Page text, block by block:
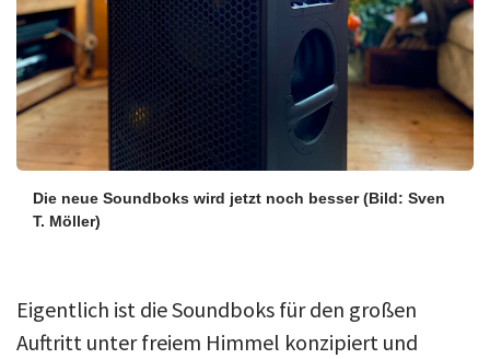
Die neue Soundboks wird jetzt noch besser(Bild: Sven
T. Möller)
Eigentlich ist die Soundboks für den großen
Auftritt unter freiem Himmel konzipiert und